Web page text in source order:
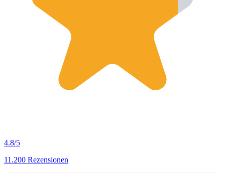
4.8/5
11.200 Rezensionen